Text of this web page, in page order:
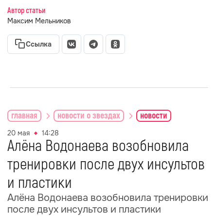
Автор статьи
Максим Мельников
Ссылка
главная новости о звездах новости
20 мая 14:28
Алёна Водонаева возобновила
тренировки после двух инсультов
и пластики
Алёна Водонаева возобновила тренировки
после двух инсультов и пластики